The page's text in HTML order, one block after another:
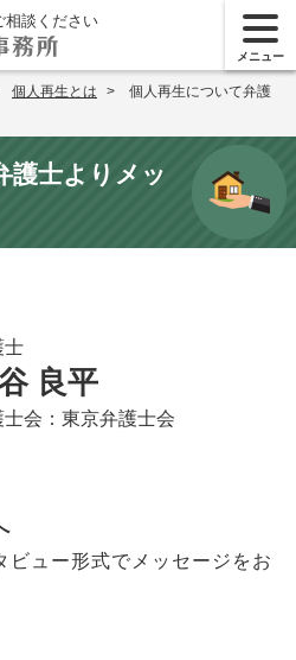
相談ください
メニュー
個人再生とは
個人再生について弁護
護士よりメッ
士
良平
会： 東京弁護士会
ビュー形式でメッセージをお